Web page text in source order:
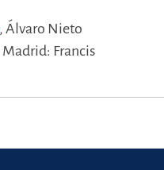
, Álvaro Nieto
Madrid: Francis